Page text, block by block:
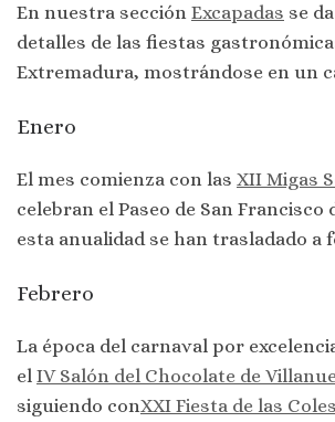
En nuestra sección Excapadas se
detalles de las fiestas
Extremadura, mostrándose en un
Enero
El mes comienza con las XII Migas
celebran el Paseo de San Francisco
esta anualidad se han trasladado a
Febrero
La época del carnaval por
el IV Salón del Chocolate de
siguiendo conXXI Fiesta de las